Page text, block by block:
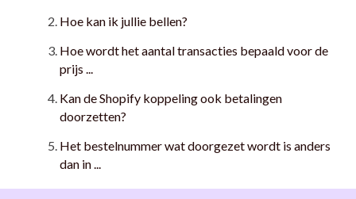
Hoe kan ik jullie bellen?
Hoe wordt het aantal transacties bepaald voor de
prijs ...
Kan de Shopify koppeling ook betalingen
doorzetten?
Het bestelnummer wat doorgezet wordt is anders
dan in ...